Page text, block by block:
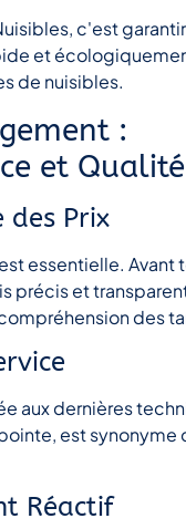
c'est
et
de nuisibles.
:
et Qualité
des Prix
essentielle. Avant
précis et
des
aux dernières
est synonyme
Réactif